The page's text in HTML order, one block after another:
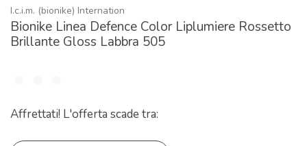
I.c.i.m. (bionike) Internation
Bionike Linea Defence Color Liplumiere Rossetto
Brillante Gloss Labbra 505
Affrettati! L'offerta scade tra: